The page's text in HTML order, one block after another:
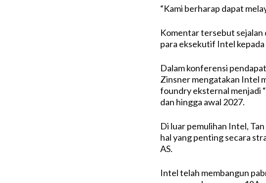
“Kami berharap dapat
Komentar tersebut sejalan
para eksekutif Intel
Dalam konferensi
Zinsner mengatakan Intel
foundry eksternal menjadi
dan hingga awal 2027.
Di luar pemulihan Intel,
hal yang penting secara
AS.
Intel telah membangun